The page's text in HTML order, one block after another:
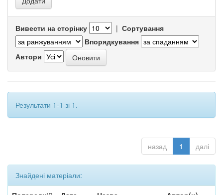
Вивести на сторінку | Сортування
Впорядкування
Автори
Результати 1-1 зі 1.
назад 1 далі
Знайдені матеріали: